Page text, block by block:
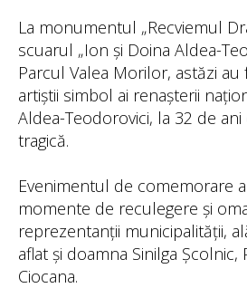
La monumentul „Recviemul
scuarul „Ion și Doina Aldea-
Parcul Valea Morilor, astăzi
artiștii simbol ai renașterii
Aldea-Teodorovici, la 32 de
tragică.
Evenimentul de comemorare
momente de reculegere și
reprezentanții municipalității,
aflat și doamna Sinilga
Ciocana.